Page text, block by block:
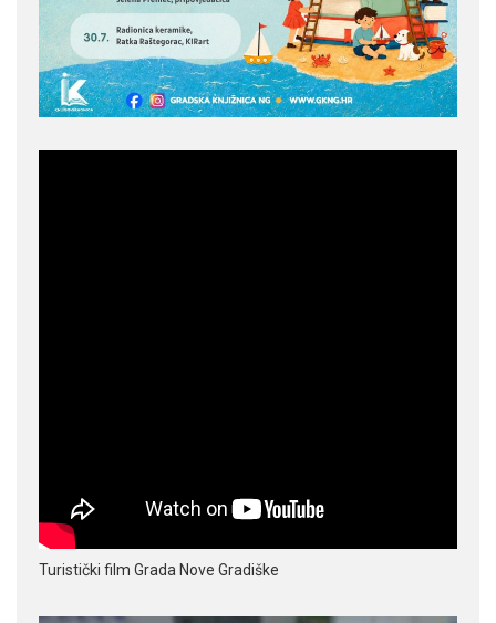
Turistički film Grada Nove Gradiške